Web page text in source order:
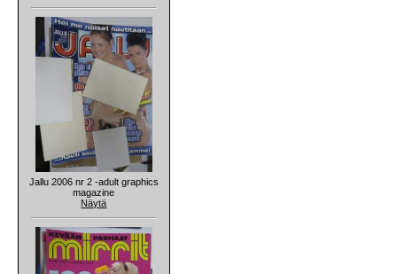
Jallu 2006 nr 2 -adult graphics
magazine
Näytä